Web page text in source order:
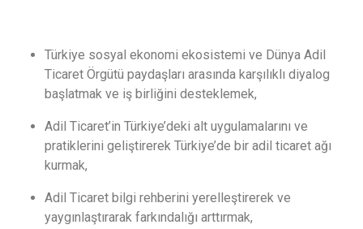
Türkiye sosyal ekonomi ekosistemi ve Dünya Adil
Ticaret Örgütü paydaşları arasında karşılıklı diyalog
başlatmak ve iş birliğini desteklemek,
Adil Ticaret’in Türkiye’deki alt uygulamalarını ve
pratiklerini geliştirerek Türkiye’de bir adil ticaret ağı
kurmak,
Adil Ticaret bilgi rehberini yerelleştirerek ve
yaygınlaştırarak farkındalığı arttırmak,